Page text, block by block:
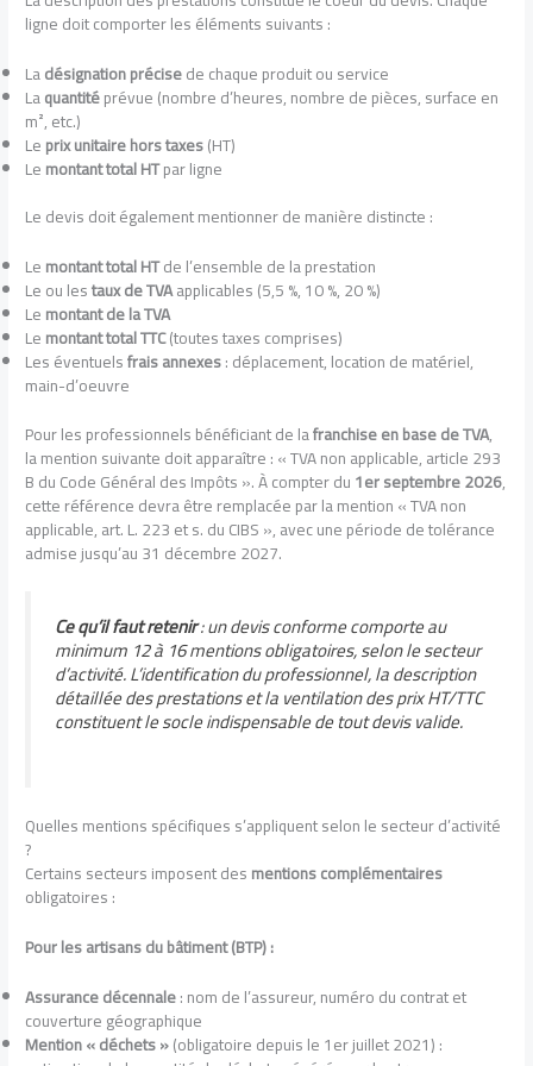
ligne doit comporter les éléments suivants :
Ladésignation précisede chaque produit ou service
Laquantitéprévue (nombre d’heures, nombre de pièces, surface en
m², etc.)
Leprix unitaire hors taxes(HT)
Lemontant total HTpar ligne
Le devis doit également mentionner de manière distincte :
Lemontant total HTde l’ensemble de la prestation
Le ou lestaux de TVAapplicables (5,5 %, 10 %, 20 %)
Lemontant de la TVA
Lemontant total TTC(toutes taxes comprises)
Les éventuelsfrais annexes: déplacement, location de matériel,
main-d’oeuvre
Pour les professionnels bénéficiant de lafranchise en base de TVA,
la mention suivante doit apparaître : « TVA non applicable, article 293
B du Code Général des Impôts ». À compter du1er septembre 2026,
cette référence devra être remplacée par la mention « TVA non
applicable, art. L. 223 et s. du CIBS », avec une période de tolérance
admise jusqu’au 31 décembre 2027.
Ce qu’il faut retenir: un devis conforme comporte au
minimum 12 à 16 mentions obligatoires, selon le secteur
d’activité. L’identification du professionnel, la description
détaillée des prestations et la ventilation des prix HT/TTC
constituent le socle indispensable de tout devis valide.
Quelles mentions spécifiques s’appliquent selon le secteur d’activité
?
Certains secteurs imposent desmentions complémentaires
obligatoires :
Pour les artisans du bâtiment (BTP) :
Assurance décennale: nom de l’assureur, numéro du contrat et
couverture géographique
Mention « déchets »(obligatoire depuis le 1er juillet 2021) :